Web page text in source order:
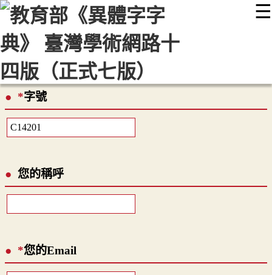
☰
::: 最新消息 常見問題 編輯說明
顯示模式
*字號
您的稱呼
*您的Email